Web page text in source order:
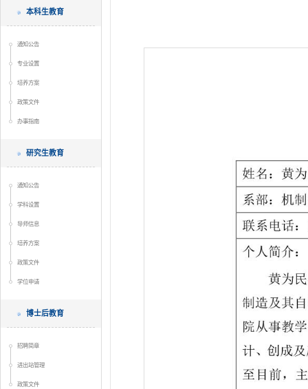
本科生教育
通知公告
专业设置
培养方案
政策文件
办事指南
研究生教育
通知公告
学科设置
导师信息
培养方案
政策文件
学位申请
博士后教育
招聘简章
进出站管理
政策文件